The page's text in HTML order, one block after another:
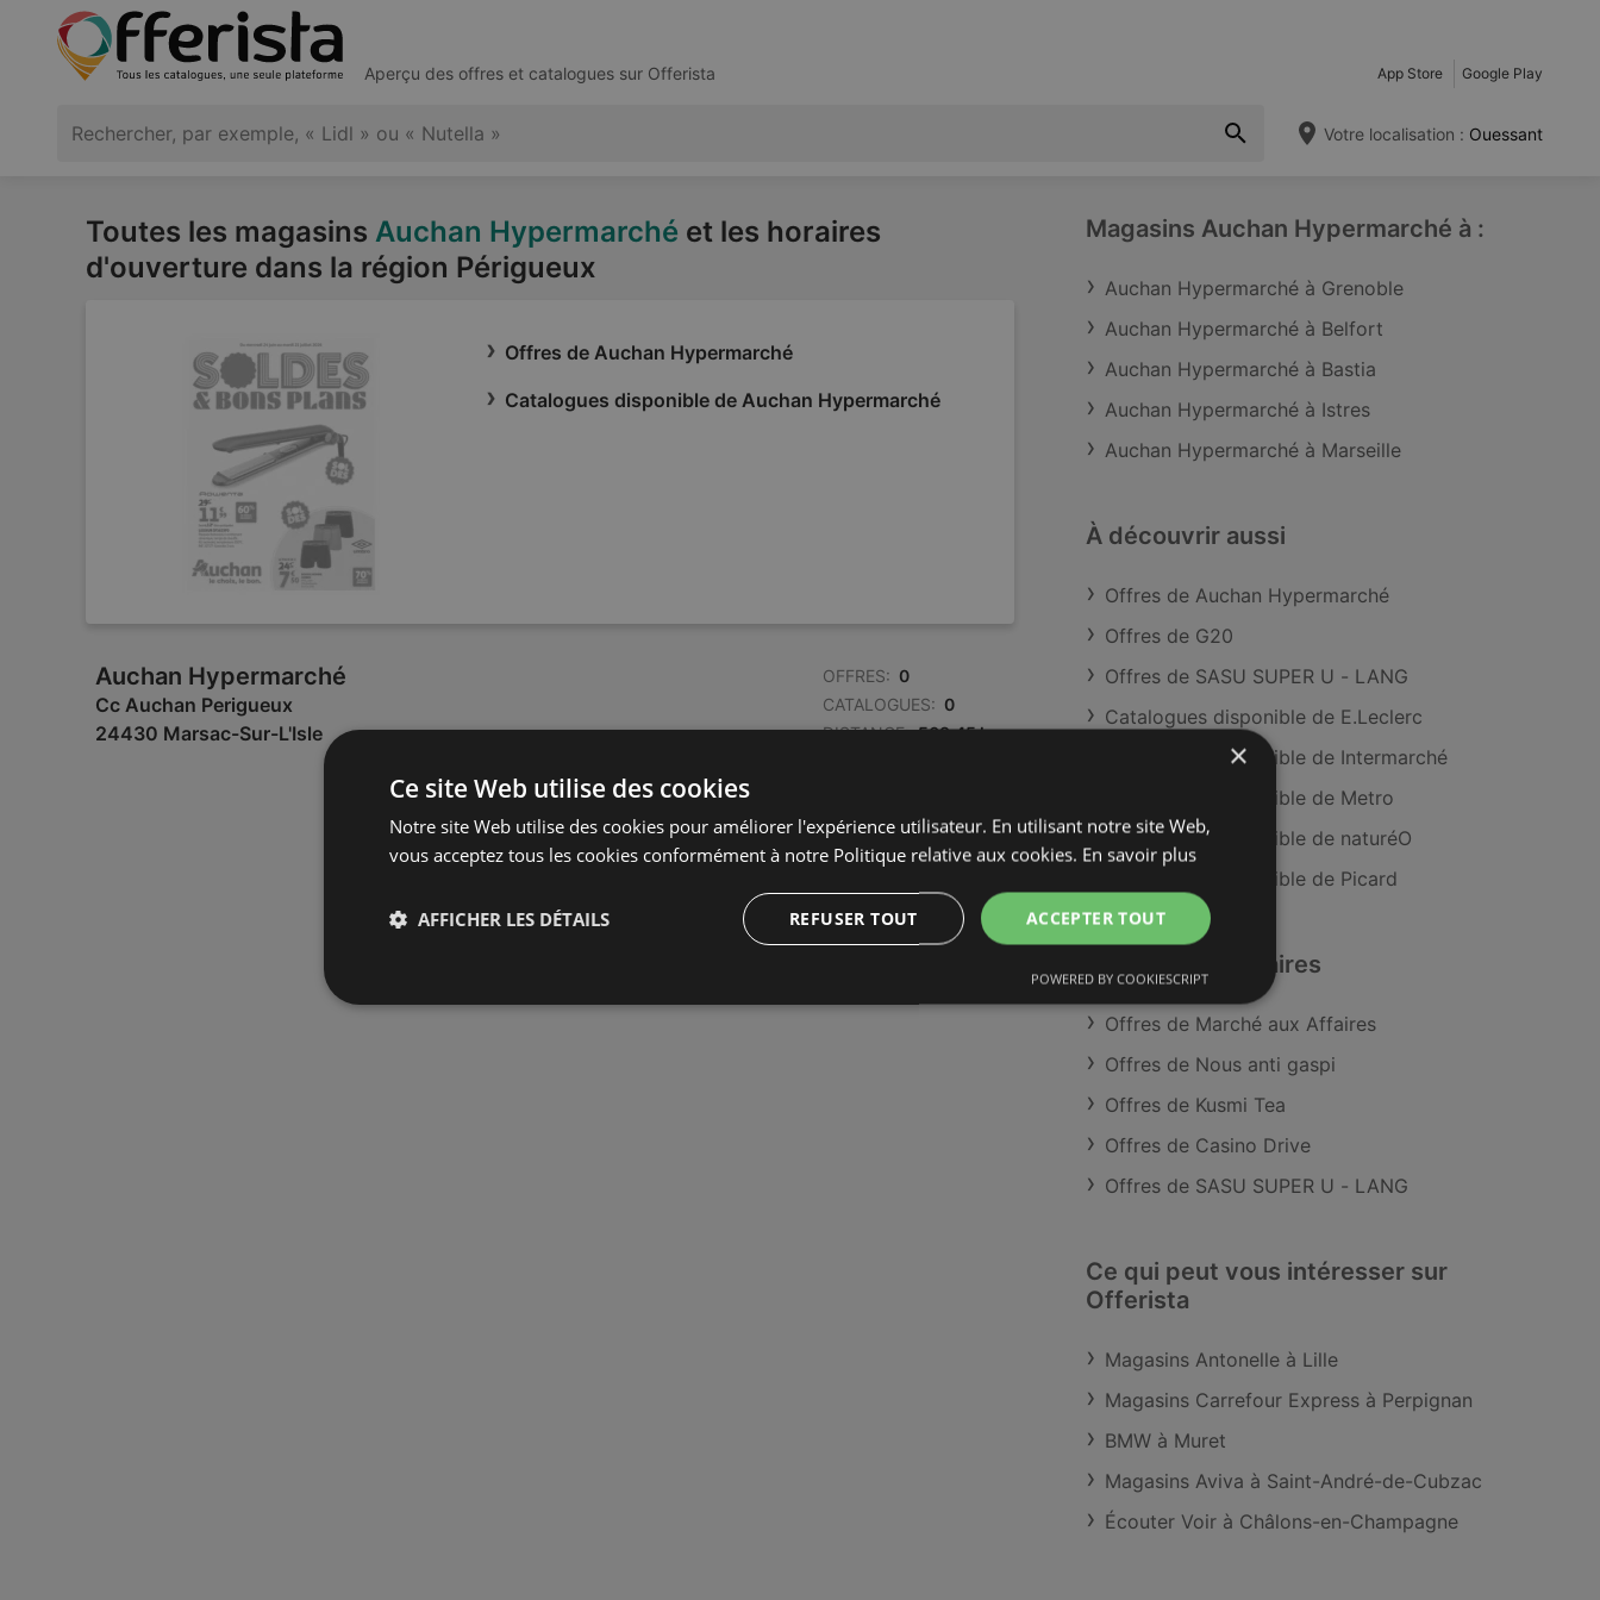
Aperçu des offres et catalogues sur Offerista App Store Google Play
Votre localisation : Ouessant
Toutes les magasins Auchan Hypermarché et les horaires
d'ouverture dans la région Périgueux
Offres de Auchan Hypermarché
Catalogues disponible de Auchan Hypermarché
Auchan Hypermarché
Cc Auchan Perigueux
24430 Marsac-Sur-L'Isle
OFFRES: 0
CATALOGUES: 0
DISTANCE: 568,45 km
Magasins Auchan Hypermarché à :
Auchan Hypermarché à Grenoble
Auchan Hypermarché à Belfort
Auchan Hypermarché à Bastia
Auchan Hypermarché à Istres
Auchan Hypermarché à Marseille
À découvrir aussi
Offres de Auchan Hypermarché
Offres de G20
Offres de SASU SUPER U - LANG
Catalogues disponible de E.Leclerc
Catalogues disponible de Intermarché
Catalogues disponible de Metro
Catalogues disponible de naturéO
Catalogues disponible de Picard
Détaillants similaires
Offres de Marché aux Affaires
Offres de Nous anti gaspi
Offres de Kusmi Tea
Offres de Casino Drive
Offres de SASU SUPER U - LANG
Ce qui peut vous intéresser sur
Offerista
Magasins Antonelle à Lille
Magasins Carrefour Express à Perpignan
BMW à Muret
Magasins Aviva à Saint-André-de-Cubzac
Écouter Voir à Châlons-en-Champagne
×
Ce site Web utilise des cookies
Notre site Web utilise des cookies pour améliorer l'expérience utilisateur. En utilisant notre site Web,
vous acceptez tous les cookies conformément à notre Politique relative aux cookies. En savoir plus
ACCEPTER TOUT
REFUSER TOUT
AFFICHER LES DÉTAILS
POWERED BY COOKIESCRIPT